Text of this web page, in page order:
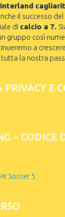
il successo del
di calcio a 7.
gruppo così
a
la nostra
E
– CODICE
Soccer 5